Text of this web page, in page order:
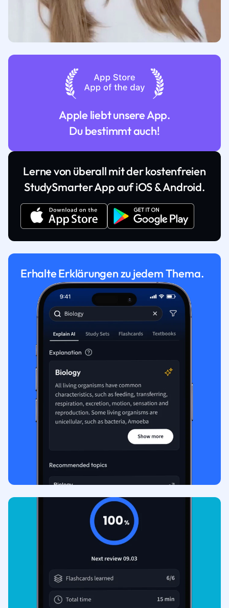
Apple liebt unsere App.
Du bestimmt auch!
Lerne von überall mit der kostenfreien
StudySmarter App auf iOS & Android.
Erhalte Erklärungen zu jedem Thema.